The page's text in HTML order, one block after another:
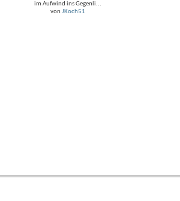
im Aufwind ins Gegenli...
von JKoch51